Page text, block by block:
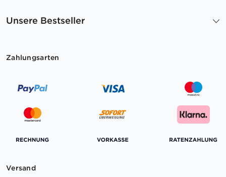
Unsere Bestseller
Zahlungsarten
Versand